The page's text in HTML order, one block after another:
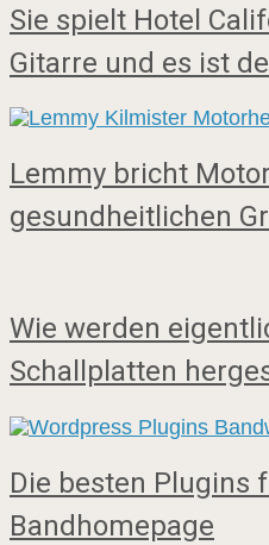
Sie spielt Hotel
Gitarre und es ist
Lemmy bricht
gesundheitlichen
Wie werden
Schallplatten
Die besten Plugins
Bandhomepage